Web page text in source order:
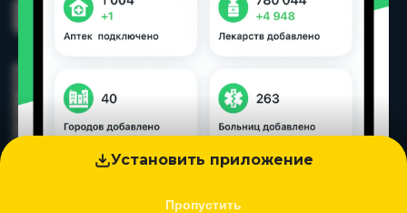
Установить приложение
Пропустить